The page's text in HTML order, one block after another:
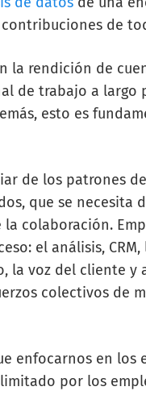
de
la rendición de
de trabajo a largo
esto es
de los patrones
que se necesita
colaboración.
el análisis,
la voz del cliente y
colectivos de
enfocarnos en
por los